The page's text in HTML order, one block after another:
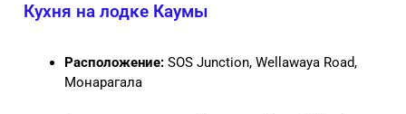
Кухня на лодке Каумы
Расположение: SOS Junction, Wellawaya Road,
Монарагала